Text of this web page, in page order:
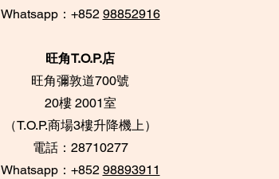
Whatsapp：+852 98852916
旺角T.O.P.店
旺角彌敦道700號
20樓 2001室
​（T.O.P.商場3樓升降機上）
電話：28710277
Whatsapp：+852 98893911